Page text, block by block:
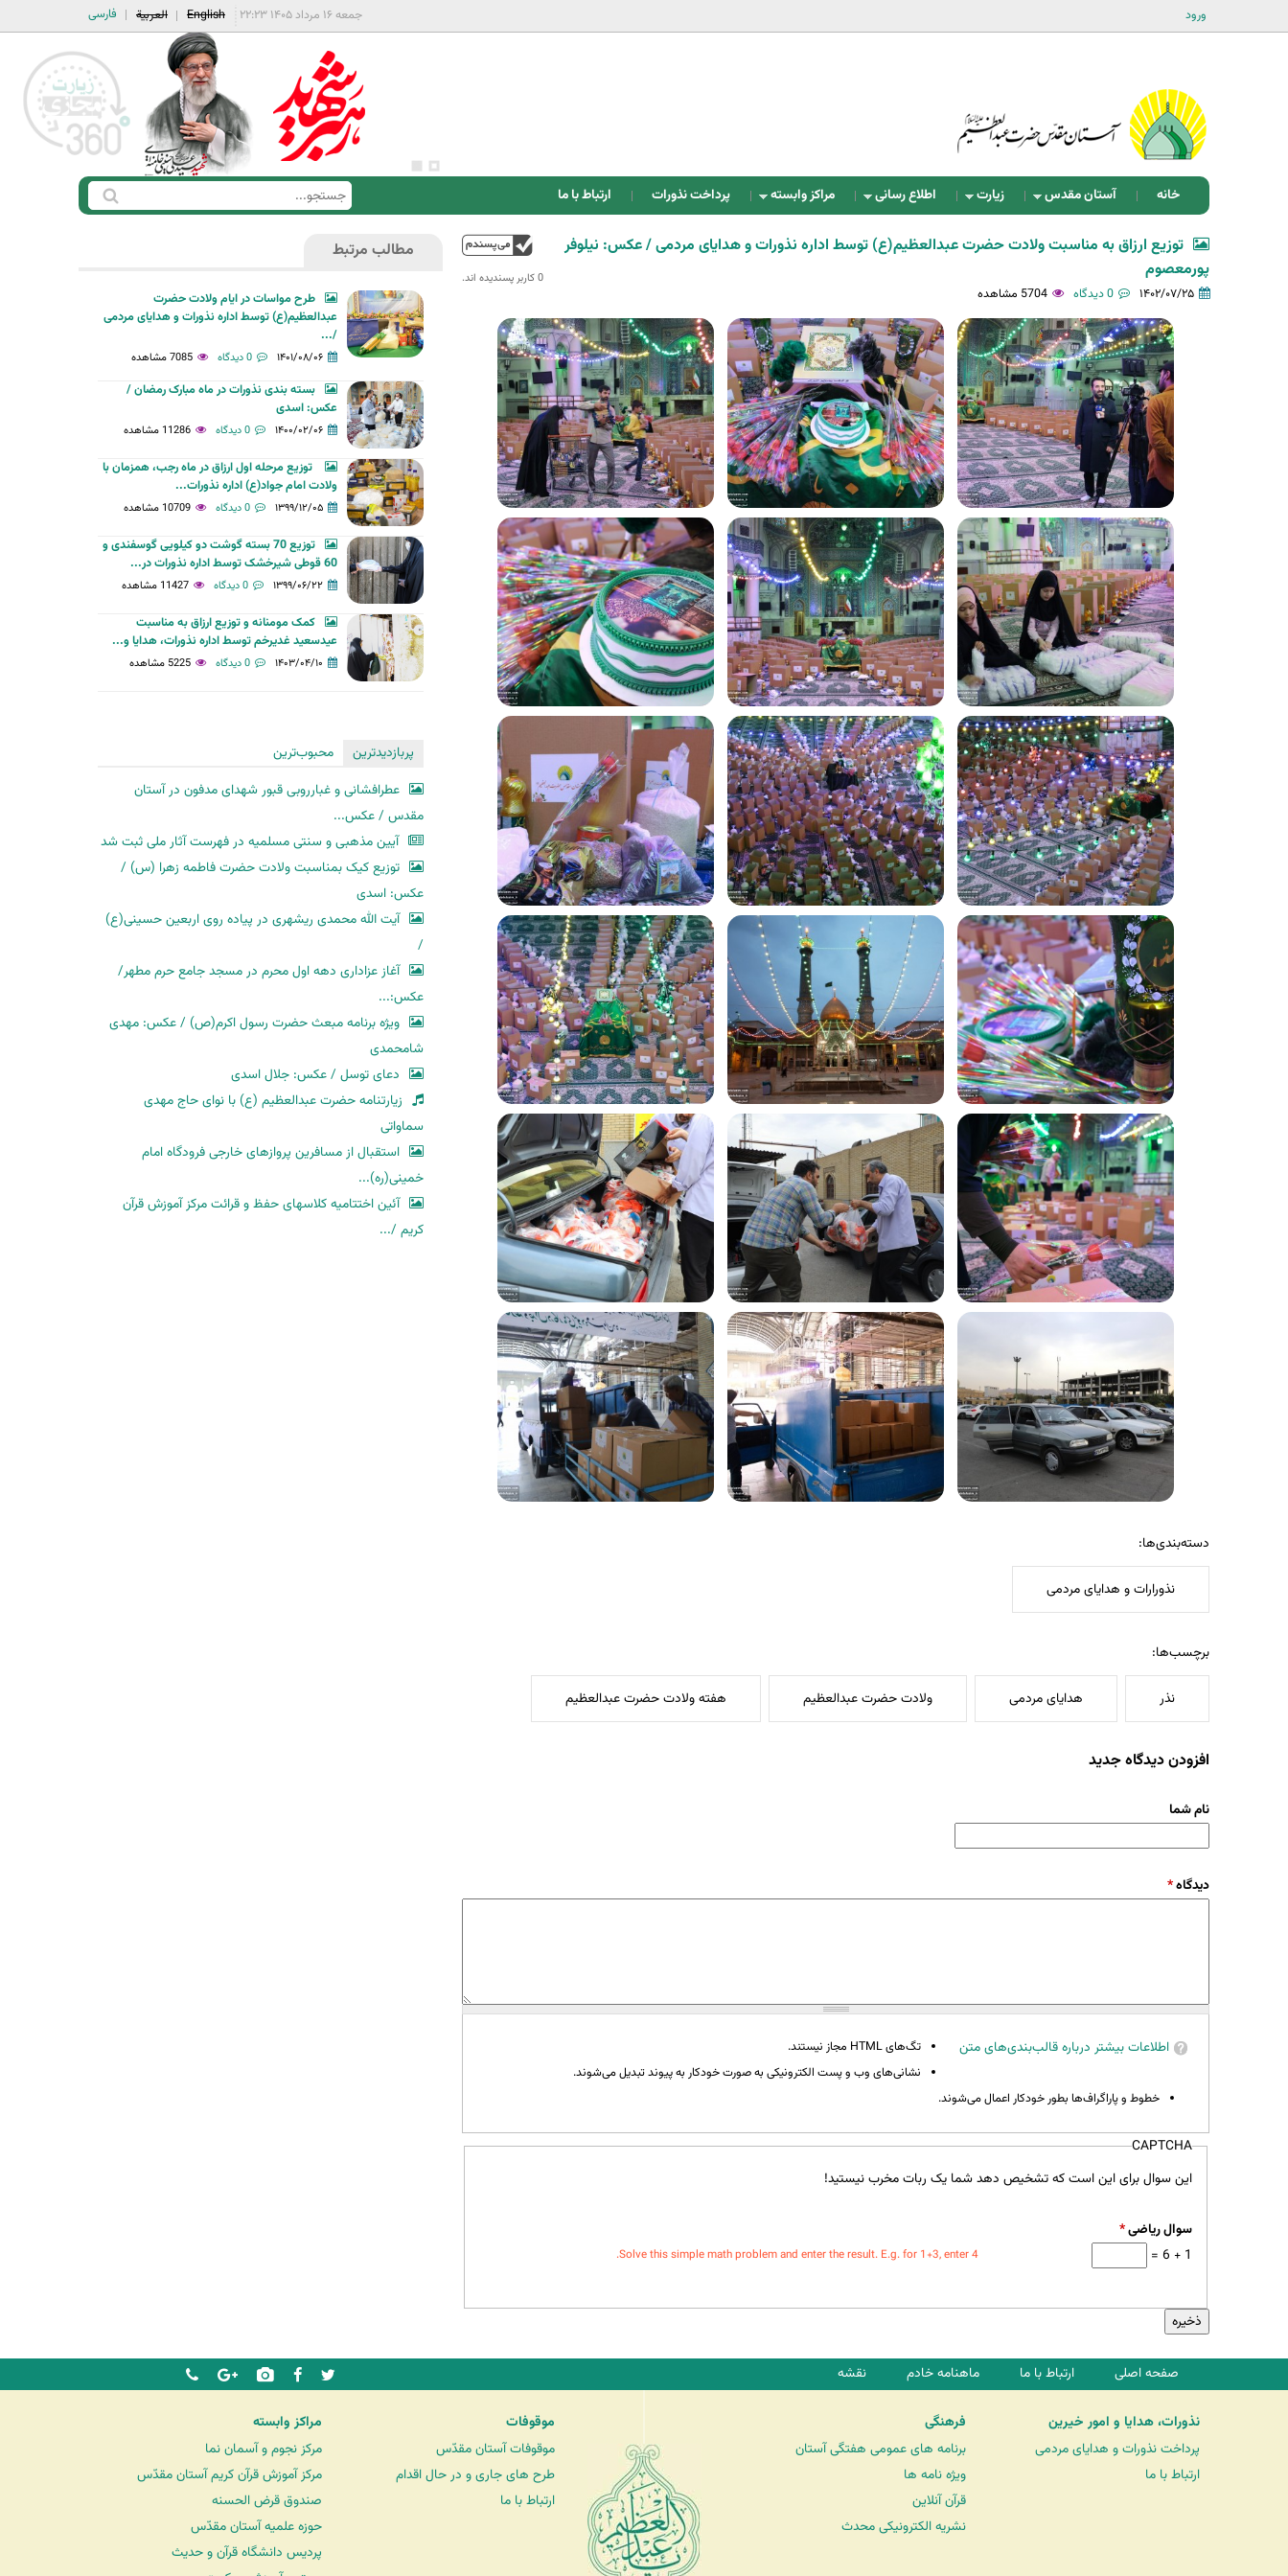
ورود فارسی العربية English جمعه ۱۶ مرداد ۱۴۰۵ ۲۲:۲۳
خانه آستان مقدس زیارت اطلاع رسانی مراکز وابسته پرداخت نذورات ارتباط با ما
ف
ر
ج
س
ج
ج
س
ت
0 کاربر پسندیده اند.‎
توزیع ارزاق به مناسبت ولادت حضرت عبدالعظیم(ع) توسط اداره نذورات و هدایای مردمی / عکس: نیلوفر
پورمعصوم
۱۴۰۲/۰۷/۲۵ 0 دیدگاه 5704 مشاهده
دسته‌بندی‌ها:
نذورارات و هدایای مردمی
برچسب‌ها:
نذر هدایای مردمی ولادت حضرت عبدالعظیم هفته ولادت حضرت عبدالعظیم
افزودن دیدگاه جدید
نام شما
دیدگاه*
اطلاعات بیشتر درباره قالب‌بندی‌های متن
تگ‌های HTML مجاز نیستند.
نشانی‌های وب و پست الکترونیکی به صورت خودکار به پیوند تبدیل می‌شوند.
خطوط و پاراگراف‌ها بطور خودکار اعمال می‌شوند.
CAPTCHA
این سوال برای این است که تشخیص دهد شما یک ربات مخرب نیستید!
سوال ریاضی*
1 + 6 =
Solve this simple math problem and enter the result. E.g. for 1+3, enter 4.
مطالب مرتبط
طرح مواسات در ایام ولادت حضرت
عبدالعظیم(ع) توسط اداره نذورات و هدایای مردمی
/...
۱۴۰۱/۰۸/۰۶ 0 دیدگاه 7085 مشاهده
بسته بندی نذورات در ماه مبارک رمضان /
عکس: اسدی
۱۴۰۰/۰۲/۰۶ 0 دیدگاه 11286 مشاهده
توزیع مرحله اول ارزاق در ماه رجب، همزمان با
ولادت امام جواد(ع) اداره نذورات...
۱۳۹۹/۱۲/۰۵ 0 دیدگاه 10709 مشاهده
توزیع 70 بسته گوشت دو کیلویی گوسفندی و
60 قوطی شیرخشک توسط اداره نذورات در...
۱۳۹۹/۰۶/۲۲ 0 دیدگاه 11427 مشاهده
کمک مومنانه و توزیع ارزاق به مناسبت
عیدسعید غدیرخم توسط اداره نذورات، هدایا و...
۱۴۰۳/۰۴/۱۰ 0 دیدگاه 5225 مشاهده
پربازدیدترین
محبوب‌ترین
عطرافشانی و غبارروبی قبور شهدای مدفون در آستان
مقدس / عکس...
آیین مذهبی و سنتی مسلمیه در فهرست آثار ملی ثبت شد
توزیع کیک بمناسبت ولادت حضرت فاطمه زهرا (س) /
عکس: اسدی
آیت الله محمدی ریشهری در پیاده روی اربعین حسینی(ع)
/
آغاز عزاداری دهه اول محرم در مسجد جامع حرم مطهر/
عکس:...
ویژه برنامه مبعث حضرت رسول اکرم(ص) / عکس: مهدی
شامحمدی
دعای توسل / عکس: جلال اسدی
زیارتنامه حضرت عبدالعظیم (ع) با نوای حاج مهدی
سماواتی
استقبال از مسافرین پروازهای خارجی فرودگاه امام
خمینی(ره)...
آئین اختتامیه کلاسهای حفظ و قرائت مرکز آموزش قرآن
کریم /...
صفحه اصلی ارتباط با ما ماهنامه خادم نقشه
نذورات، هدایا و امور خیرین
پرداخت نذورات و هدایای مردمی
ارتباط با ما
فرهنگی
برنامه های عمومی هفتگی آستان
ویژه نامه ها
قرآن آنلاین
نشریه الکترونیکی محدث
موقوفات
موقوفات آستان مقدّس
طرح های جاری و در حال اقدام
ارتباط با ما
مراکز وابسته
مرکز نجوم و آسمان نما
مرکز آموزش قرآن کریم آستان مقدّس
صندوق قرض الحسنه
حوزه علمیه آستان مقدّس
پردیس دانشگاه قرآن و حدیث